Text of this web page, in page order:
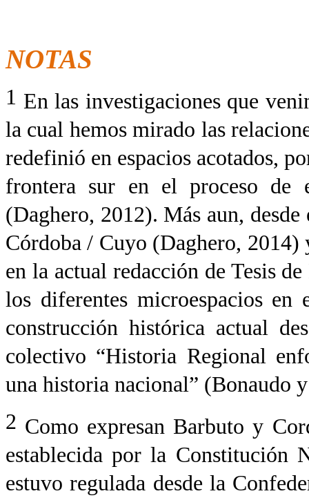
NOTAS
1 En las investigaciones que
la cual hemos mirado las
redefinió en espacios acotados,
frontera sur en el proceso de
(Daghero, 2012). Más aun,
Córdoba / Cuyo (Daghero,
en la actual redacción de Tesis
los diferentes microespacios en
construcción histórica actual
colectivo “Historia Regional
una historia nacional” (Bonaudo
2 Como expresan Barbuto y
establecida por la Constitución
estuvo regulada desde la